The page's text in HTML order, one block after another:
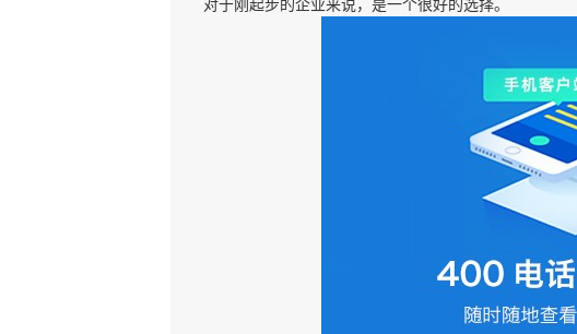
对于刚起步的企业来说，是一个很好的选择。